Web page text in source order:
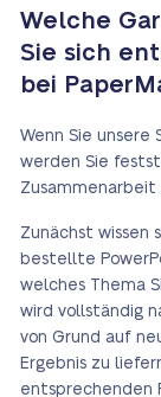
Welche
Sie sich
bei
Wenn Sie
werden Sie
Zusammenarbeit
Zunächst wissen
bestellte
welches Thema
wird vollständig
von Grund auf
Ergebnis zu
entsprechenden